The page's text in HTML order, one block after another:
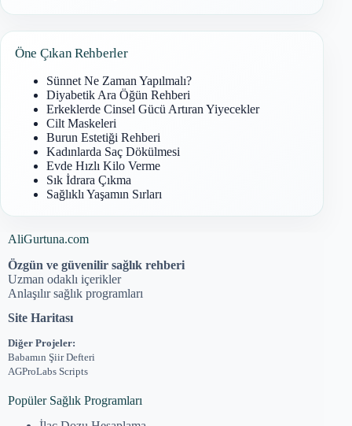
Öne Çıkan Rehberler
Sünnet Ne Zaman Yapılmalı?
Diyabetik Ara Öğün Rehberi
Erkeklerde Cinsel Gücü Artıran Yiyecekler
Cilt Maskeleri
Burun Estetiği Rehberi
Kadınlarda Saç Dökülmesi
Evde Hızlı Kilo Verme
Sık İdrara Çıkma
Sağlıklı Yaşamın Sırları
AliGurtuna.com
Özgün ve güvenilir sağlık rehberi
Uzman odaklı içerikler
Anlaşılır sağlık programları
Site Haritası
Diğer Projeler:
Babamın Şiir Defteri
AGProLabs Scripts
Popüler Sağlık Programları